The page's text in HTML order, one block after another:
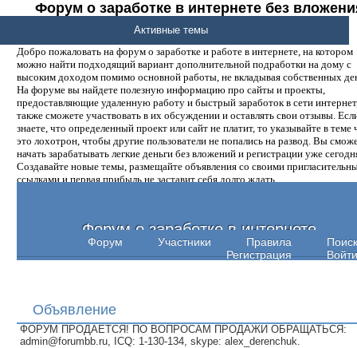
Форум о заработке в интернете без
денег.
Добро пожаловать на форум о заработке и работе в интернете, на котором
можно найти подходящий вариант дополнительной подработки на дому с
высоким доходом помимо основной работы, не вкладывая собственных
На форуме вы найдете полезную информацию про сайты и проекты,
предоставляющие удаленную работу и быстрый заработок в сети
также сможете участвовать в их обсуждении и оставлять свои отзывы.
знаете, что определенный проект или сайт не платит, то указывайте в теме
это лохотрон, чтобы другие пользователи не попались на развод. Вы
начать зарабатывать легкие деньги без вложений и регистрации уже
Создавайте новые темы, размещайте объявления со своими
ссылками и первая прибыль не заставит себя долго ждать.
Форум о заработке в интернете
Форум Участники Правила
Поиск
Регистрация
Войти
Активные темы
Объявление
ФОРУМ ПРОДАЕТСЯ! ПО ВОПРОСАМ ПРОДАЖИ ОБРАЩАТЬСЯ:
admin@forumbb.ru, ICQ: 1-130-134, skype: alex_derenchuk.